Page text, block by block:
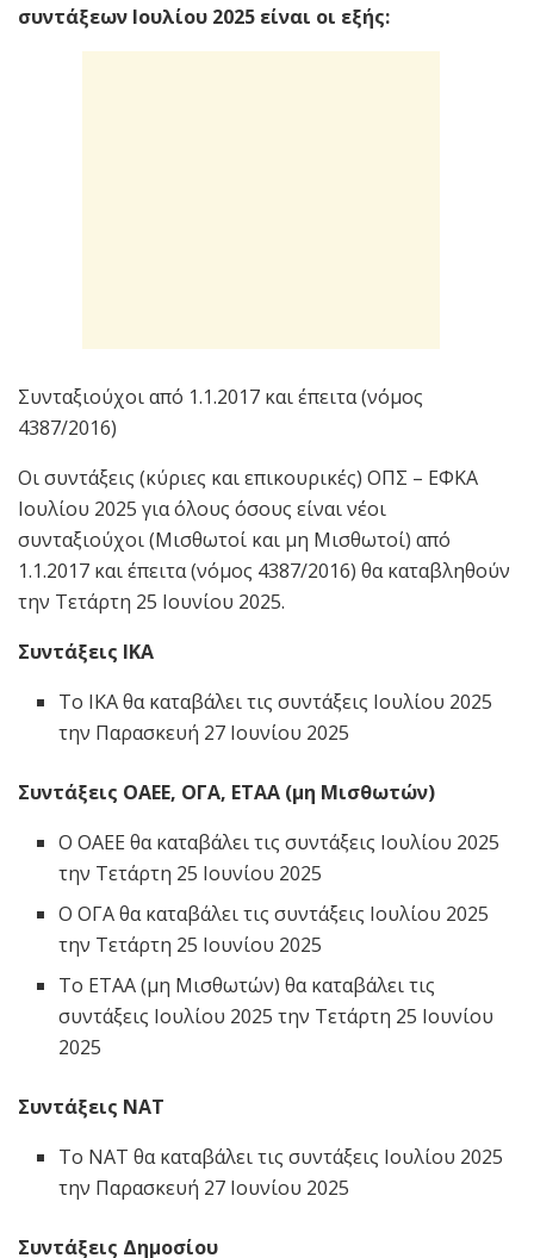
συντάξεων Ιουλίου 2025 είναι οι εξής:
Συνταξιούχοι από 1.1.2017 και έπειτα (νόμος
4387/2016)
Οι συντάξεις (κύριες και επικουρικές) ΟΠΣ – ΕΦΚΑ
Ιουλίου 2025 για όλους όσους είναι νέοι
συνταξιούχοι (Μισθωτοί και μη Μισθωτοί) από
1.1.2017 και έπειτα (νόμος 4387/2016) θα καταβληθούν
την Τετάρτη 25 Ιουνίου 2025.
Συντάξεις ΙΚΑ
Το ΙΚΑ θα καταβάλει τις συντάξεις Ιουλίου 2025
την Παρασκευή 27 Ιουνίου 2025
Συντάξεις ΟΑΕΕ, ΟΓΑ, ΕΤΑΑ (μη Μισθωτών)
Ο ΟΑΕΕ θα καταβάλει τις συντάξεις Ιουλίου 2025
την Τετάρτη 25 Ιουνίου 2025
Ο ΟΓΑ θα καταβάλει τις συντάξεις Ιουλίου 2025
την Τετάρτη 25 Ιουνίου 2025
Το ΕΤΑΑ (μη Μισθωτών) θα καταβάλει τις
συντάξεις Ιουλίου 2025 την Τετάρτη 25 Ιουνίου
2025
Συντάξεις ΝΑΤ
Το ΝΑΤ θα καταβάλει τις συντάξεις Ιουλίου 2025
την Παρασκευή 27 Ιουνίου 2025
Συντάξεις Δημοσίου